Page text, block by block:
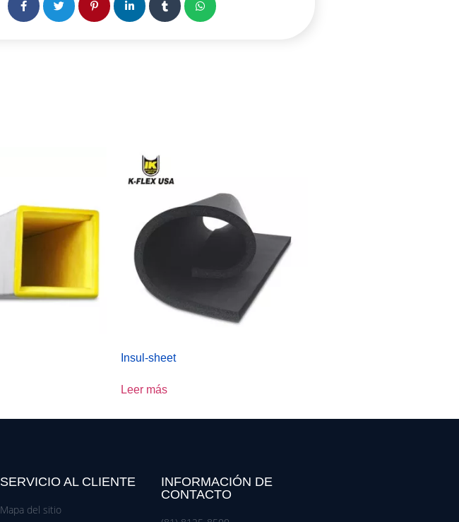
Insul-sheet
Leer más
SERVICIO AL CLIENTE
Mapa del sitio
INFORMACIÓN DE
CONTACTO